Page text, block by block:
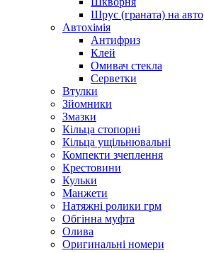
Шрус (граната) на авто
Автохімія
Антифриз
Клей
Омивач стекла
Серветки
Втулки
Зйомники
Змазки
Кільца стопорні
Кільца ущільнювальні
Компекти зчеплення
Крестовини
Кульки
Манжети
Натяжні ролики грм
Обгінна муфта
Олива
Оригинальні номери